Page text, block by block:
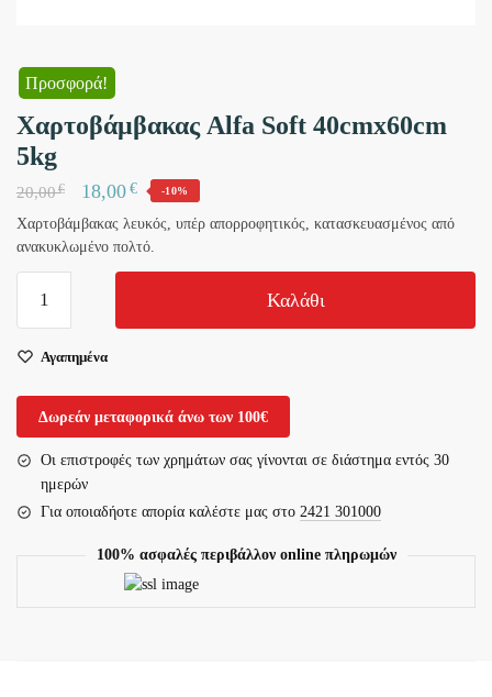
Προσφορά!
Χαρτοβάμβακας Alfa Soft 40cmx60cm
5kg
20,00€ 18,00€ -10%
Χαρτοβάμβακας λευκός, υπέρ απορροφητικός, κατασκευασμένος από
ανακυκλωμένο πολτό.
Alfa
40cmx60cm
ποσότητα
Καλάθι
Αγαπημένα
Δωρεάν μεταφορικά άνω των 100€
Οι επιστροφές των χρημάτων σας γίνονται σε διάστημα εντός 30
ημερών
Για οποιαδήοτε απορία καλέστε μας στο 2421 301000
100% ασφαλές περιβάλλον online πληρωμών